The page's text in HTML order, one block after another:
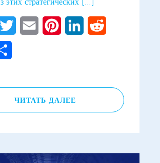
Twitter Email PinterestLinkedIn
ЧИТАТЬ ДАЛЕЕ